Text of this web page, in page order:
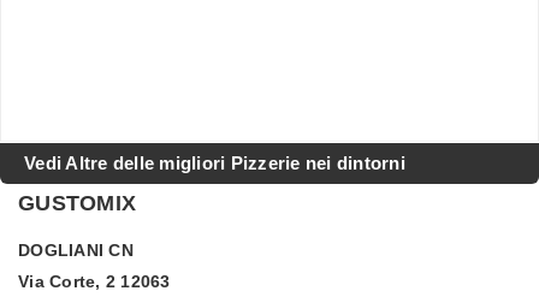
Vedi Altre delle migliori Pizzerie nei dintorni
GUSTOMIX
DOGLIANI CN
Via Corte, 2 12063